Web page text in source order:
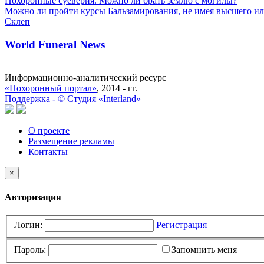
Можно ли пройти курсы Бальзамирования, не имея высшего
Склеп
World Funeral News
Информационно-аналитический ресурс
«Похоронный портал», 2014 - гг.
Поддержка - © Cтудия «Interland»
О проекте
Размещение рекламы
Контакты
×
Авторизация
Логин: Регистрация
Пароль:
Запомнить меня